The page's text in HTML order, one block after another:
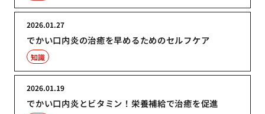
でかい口内炎の治癒を早めるためのセルフケア
2026.01.27
知識
でかい口内炎とビタミン！栄養補給で治癒を促進
2026.01.19